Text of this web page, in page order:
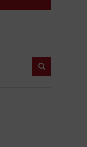
Zoeken